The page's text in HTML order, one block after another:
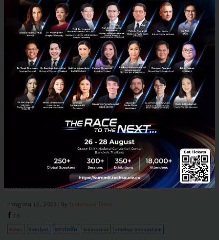
KATALYST STARTUP LAUNCHPAD 2023 หลักสูตรติว
เข้มจาก Silicon Valley ให้สตาร์ทอัพไทยแข็งแกร่งจากรากฐาน
นำส่งความสำเร็จในอนาคตได้อย่างยั่งยืน
เวทีสนับสนุนสตาร์ทอัพไทยที่จัดขึ้นอย่างยิ่งใหญ่ 'KATALYST STARTUP
LAUNCHPAD 2023' โดย KATALYST By KBank กลับมาอีกครั้ง ครั้งนี้ เทค
สตาร์ทอัพที่มีองค์ประกอบครบทั้ง 5 ด้าน มีโอกาสได้...
กรกฎาคม 12, 2023 | By Techsauce Team
16
News katalyst สตาร์ทอัพ beacon-vc startup-ecosystem